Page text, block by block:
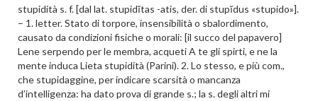
stupidità s. f. [dal lat. stupidĭtas -atis, der. di stupĭdus «stupido»].
– 1. letter. Stato di torpore, insensibilità o sbalordimento,
causato da condizioni fisiche o morali: [il succo del papavero]
Lene serpendo per le membra, acqueti A te gli spirti, e ne la
mente induca Lieta stupidità (Parini). 2. Lo stesso, e più com.,
che stupidaggine, per indicare scarsità o mancanza
d’intelligenza: ha dato prova di grande s.; la s. degli altri mi